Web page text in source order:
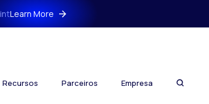
Learn More
Recursos Parceiros Empresa